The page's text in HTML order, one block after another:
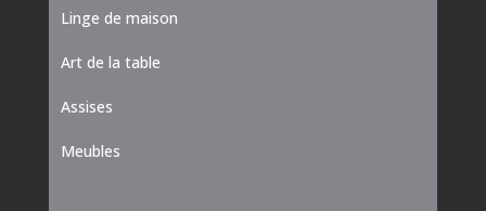
Linge de maison
Art de la table
Assises
Meubles